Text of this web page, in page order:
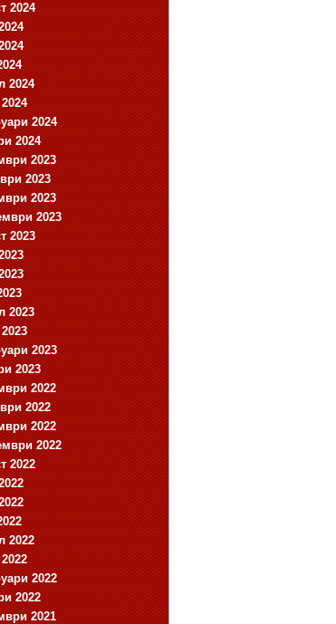
2024
2024
2024
2024
2023
2023
2023
2023
2023
2023
2023
2023
2022
2022
2022
2022
2022
2022
2022
2022
2021